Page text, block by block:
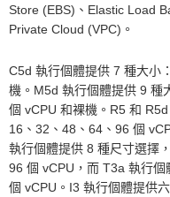
Store (EBS)、Elastic Load
Private Cloud (VPC)。
C5d 執行個體提供 7 種大小
機。M5d 執行個體提供 9 種
個 vCPU 和裸機。R5 和
16、32、48、64、96 個
執行個體提供 8 種尺寸選擇
96 個 vCPU，而 T3a 執行
個 vCPU。I3 執行個體提供